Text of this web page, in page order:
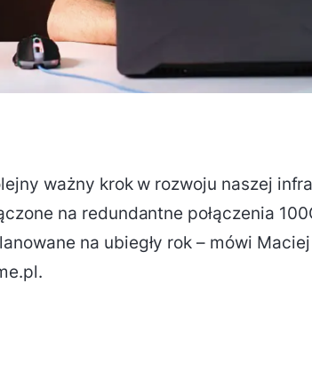
ważny krok w rozwoju naszej
na redundantne połączenia
na ubiegły rok – mówi